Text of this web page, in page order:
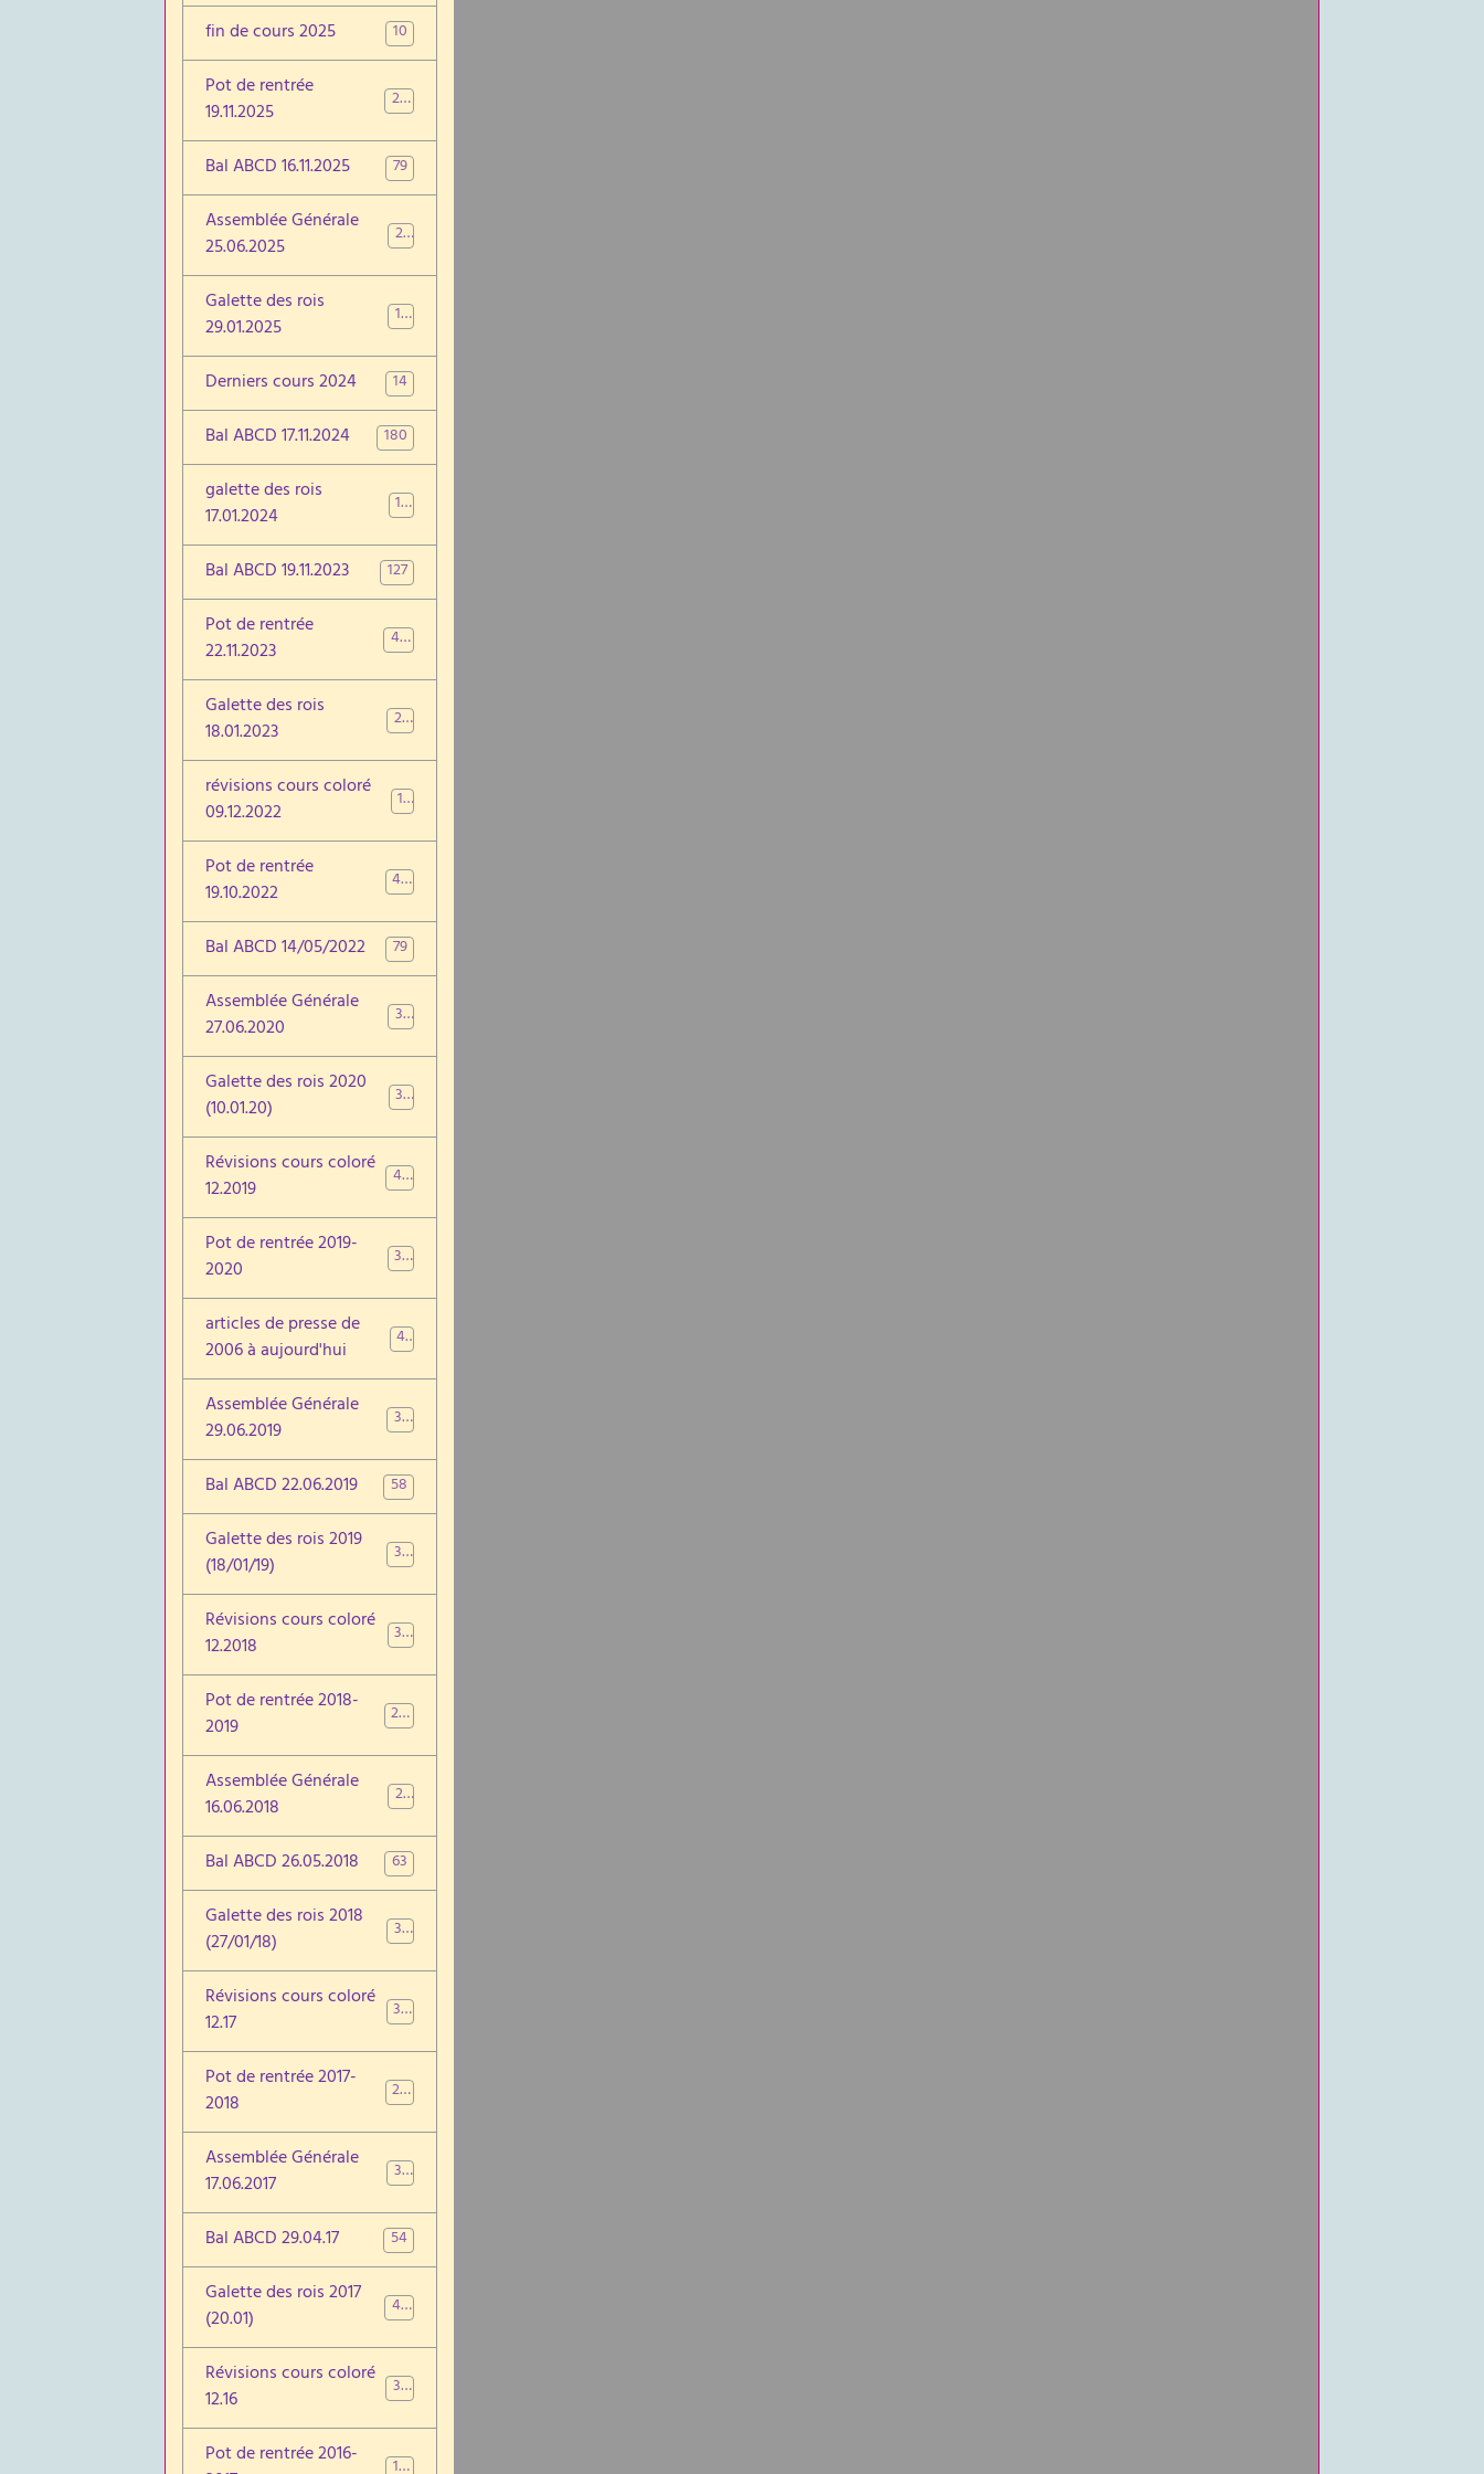
fin de cours 2025 10
Pot de rentrée
19.11.2025
26
Bal ABCD 16.11.2025 79
Assemblée Générale
25.06.2025
22
Galette des rois
29.01.2025
19
Derniers cours 2024 14
Bal ABCD 17.11.2024 180
galette des rois
17.01.2024
17
Bal ABCD 19.11.2023 127
Pot de rentrée
22.11.2023
46
Galette des rois
18.01.2023
27
révisions cours coloré
09.12.2022
17
Pot de rentrée
19.10.2022
47
Bal ABCD 14/05/2022 79
Assemblée Générale
27.06.2020
39
Galette des rois 2020
(10.01.20)
37
Révisions cours coloré
12.2019
48
Pot de rentrée 2019-
2020
31
articles de presse de
2006 à aujourd'hui
46
Assemblée Générale
29.06.2019
30
Bal ABCD 22.06.2019 58
Galette des rois 2019
(18/01/19)
30
Révisions cours coloré
12.2018
32
Pot de rentrée 2018-
2019
28
Assemblée Générale
16.06.2018
29
Bal ABCD 26.05.2018 63
Galette des rois 2018
(27/01/18)
34
Révisions cours coloré
12.17
35
Pot de rentrée 2017-
2018
29
Assemblée Générale
17.06.2017
38
Bal ABCD 29.04.17 54
Galette des rois 2017
(20.01)
40
Révisions cours coloré
12.16
38
Pot de rentrée 2016-
10